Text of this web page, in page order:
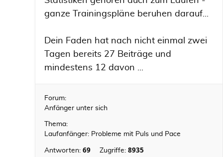
ganze Trainingspläne beruhen darauf...
Dein Faden hat nach nicht einmal zwei
Tagen bereits 27 Beiträge und
mindestens 12 davon ...
Forum:
Anfänger unter sich
Thema:
Laufanfänger: Probleme mit Puls und Pace
Antworten: 69 Zugriffe: 8935